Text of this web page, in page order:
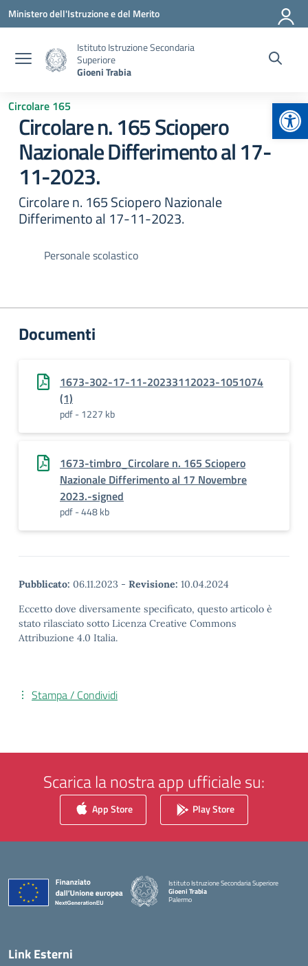
Vai ai contenuti
Vai al menu di navigazione
Vai al footer
Ministero dell'Istruzione e del Merito
Istituto Istruzione Secondaria
Superiore
Gioeni Trabia
Circolare 165
Circolare n. 165 Sciopero
Nazionale Differimento al 17-
11-2023.
Circolare n. 165 Sciopero Nazionale
Differimento al 17-11-2023.
Personale scolastico
Documenti
1673-302-17-11-20233112023-1051074
(1)
pdf - 1227 kb
1673-timbro_Circolare n. 165 Sciopero
Nazionale Differimento al 17 Novembre
2023.-signed
pdf - 448 kb
Pubblicato: 06.11.2023 - Revisione: 10.04.2024
Eccetto dove diversamente specificato, questo articolo è
stato rilasciato sotto Licenza Creative Commons
Attribuzione 4.0 Italia.
Stampa / Condividi
Scarica la nostra app ufficiale su:
App Store Play Store
Istituto Istruzione Secondaria Superiore
Gioeni Trabia
Palermo
Link Esterni